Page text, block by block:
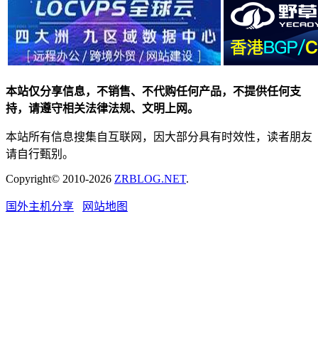
本站仅分享信息，不销售、不代购任何产品，不提供任何支
持，请遵守相关法律法规、文明上网。
本站所有信息搜集自互联网，因大部分具有时效性，读者朋友
请自行甄别。
Copyright© 2010-2026 ZRBLOG.NET.
国外主机分享 网站地图